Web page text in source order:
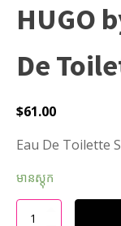
HUGO
De
$61.00
Eau De Toilette
មានស្តុក